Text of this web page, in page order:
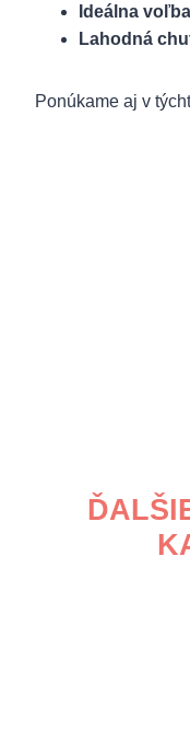
Ideálna
Lahodná
Ponúkame aj v